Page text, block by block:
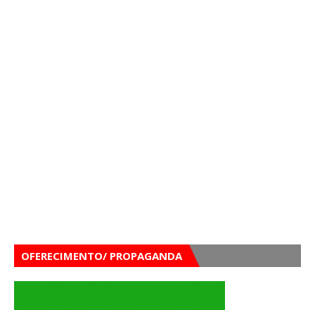
OFERECIMENTO/ PROPAGANDA